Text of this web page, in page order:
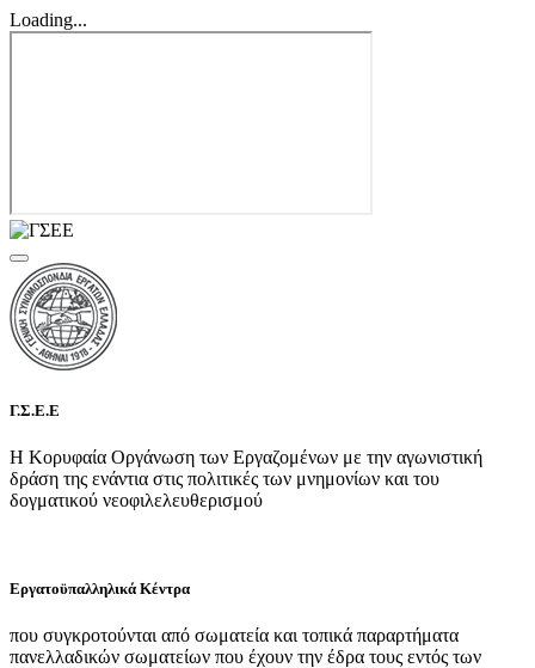
Loading...
Γ.Σ.Ε.Ε
Η Κορυφαία Οργάνωση των Εργαζομένων με την αγωνιστική
δράση της ενάντια στις πολιτικές των μνημονίων και του
δογματικού νεοφιλελευθερισμού
Εργατοϋπαλληλικά Κέντρα
που συγκροτούνται από σωματεία και τοπικά παραρτήματα
πανελλαδικών σωματείων που έχουν την έδρα τους εντός των